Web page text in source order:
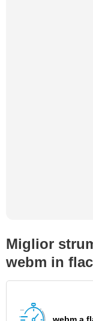
Miglior
webm in flac